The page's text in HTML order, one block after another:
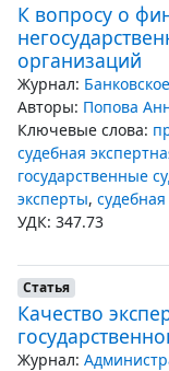
К вопросу о
организаций
Журнал:
Авторы: Попова
Ключевые слова:
судебная
государственные
эксперты,
УДК: 347.73
Статья
Качество
Журнал: